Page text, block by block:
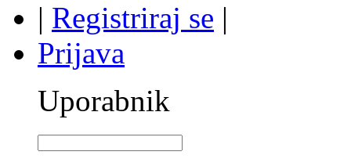
| Registriraj se |
Prijava
Uporabnik